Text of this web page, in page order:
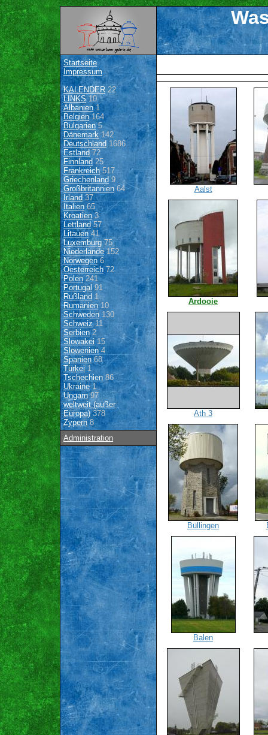
Startseite
Impressum
KALENDER22
LINKS10
Albanien1
Belgien164
Bulgarien 5
Dänemark142
Deutschland 1686
Estland 72
Finnland 25
Frankreich517
Griechenland9
Großbritannien64
Irland 37
Italien65
Kroatien3
Lettland57
Litauen41
Luxemburg 75
Niederlande152
Norwegen6
Oesterreich72
Polen 241
Portugal91
Rußland 1
Rumänien10
Schweden 130
Schweiz11
Serbien2
Slowakei15
Slowenien4
Spanien68
Türkei1
Tschechien 86
Ukraine1
Ungarn97
weltweit (außer
Europa)378
Zypern8
Administration
Aalst
Ardooie
Ath 3
Büllingen
Balen